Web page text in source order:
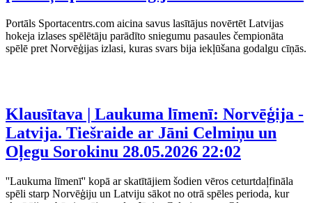
Portāls Sportacentrs.com aicina savus lasītājus novērtēt Latvijas
hokeja izlases spēlētāju parādīto sniegumu pasaules čempionāta
spēlē pret Norvēģijas izlasi, kuras svars bija iekļūšana godalgu cīņās.
Klausītava | Laukuma līmenī: Norvēģija -
Latvija. Tiešraide ar Jāni Celmiņu un
Oļegu Sorokinu 28.05.2026 22:02
''Laukuma līmenī'' kopā ar skatītājiem šodien vēros ceturtdaļfināla
spēli starp Norvēģiju un Latviju sākot no otrā spēles perioda, kur